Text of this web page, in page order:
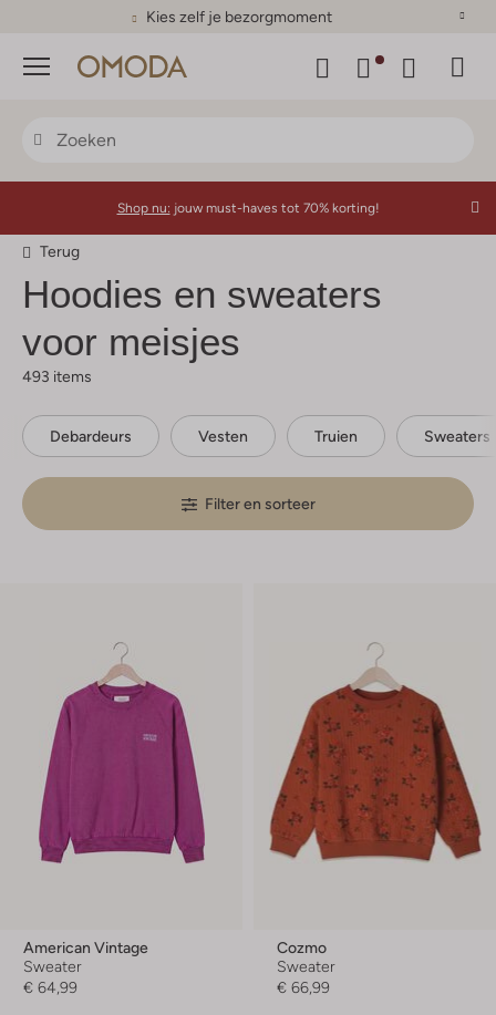
Kies zelf je bezorgmoment
Menu
Shop nu: jouw must-haves tot 70% korting!
Terug
Hoodies en sweaters
voor meisjes
493 items
Debardeurs Vesten Truien Sweaters
Filter en sorteer
American Vintage
Sweater
€ 64,99
Cozmo
Sweater
€ 66,99